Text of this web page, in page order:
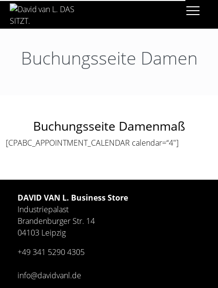
Buchungsseite Damen
Buchungsseite Damenmaß
[CPABC_APPOINTMENT_CALENDAR calendar=“4″]
DAVID VAN L. Business Store
Industriepalast
Brandenburger Str. 14
04103 Leipzig
+49 341 5290 4305
info@davidvanl.de